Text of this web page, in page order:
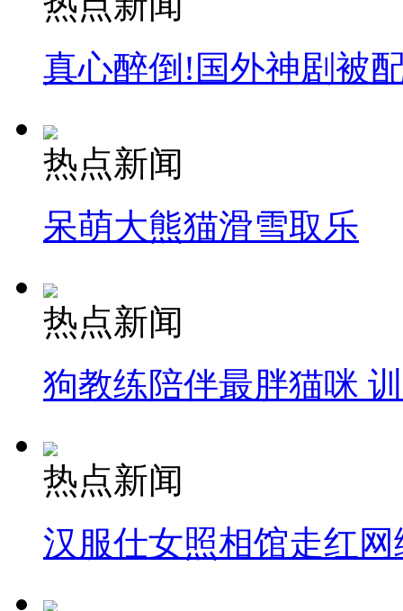
真心醉倒!国外神剧被
热点新闻
呆萌大熊猫滑雪取乐
热点新闻
狗教练陪伴最胖猫咪
热点新闻
汉服仕女照相馆走红网